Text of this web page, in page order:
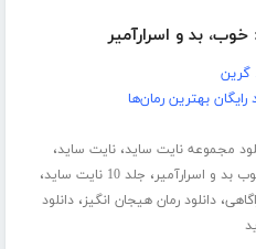
گرین
رایگان بهترین رمان‌ها
مجموعه نایت ساید،نایت ساید،
بد و اسرارآمیر، جلد 10 نایت ساید ،
،دانلود رمان هیجان انگیز،دانلود